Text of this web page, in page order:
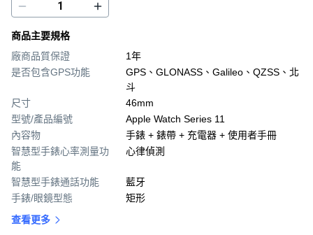
商品主要規格
廠商品質保證
1年
是否包含GPS功能
GPS、GLONASS、Galileo、QZSS、北
斗
尺寸
46mm
型號/產品編號
Apple Watch Series 11
內容物
手錶 + 錶帶 + 充電器 + 使用者手冊
智慧型手錶心率測量功
能
心律偵測
智慧型手錶通話功能
藍牙
手錶/眼鏡型態
矩形
查看更多